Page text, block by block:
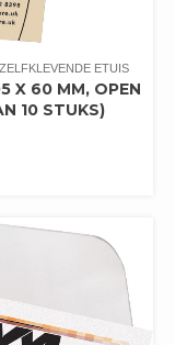
ZELFKLEVENDE ETUIS
X 60 MM, OPEN
10 STUKS)